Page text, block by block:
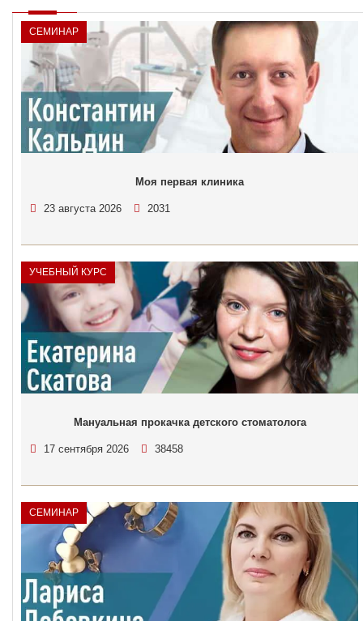
СЕМИНАР
Моя первая клиника
23 августа 2026 2031
УЧЕБНЫЙ КУРС
Мануальная прокачка детского стоматолога
17 сентября 2026 38458
СЕМИНАР